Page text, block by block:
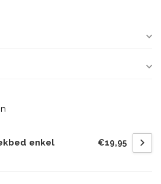
enkel €19,95